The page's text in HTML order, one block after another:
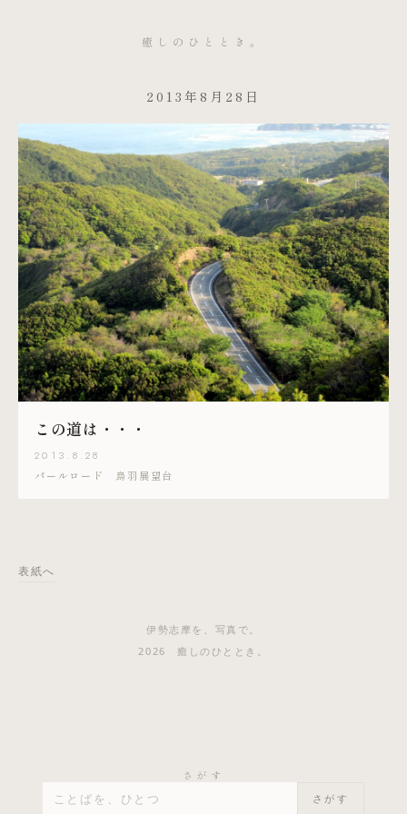
癒しのひととき。
2013年8月28日
この道は・・・
2013.8.28
パールロード 鳥羽展望台
表紙へ
伊勢志摩を、写真で。
2026 癒しのひととき。
さがす
さがす